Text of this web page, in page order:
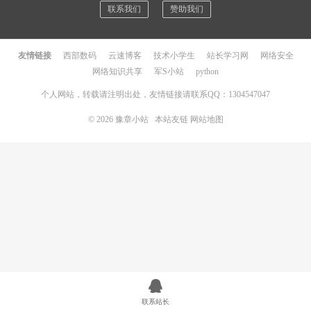
联系我们 赞助我们
友情链接 西部数码 云速博客 技术小学生 站长学习网
网络安全
网络知识共享
军S小站 python
个人网站，转载请注明出处，友情链接请联系QQ：1304547047
© 2026 豫章小站 本站友链 网站地图
联系站长